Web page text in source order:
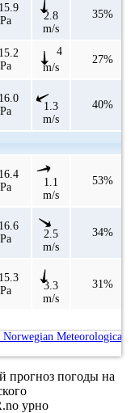
2.8
m/s
35%
4
m/s
27%
1.3
m/s
40%
1.1
m/s
53%
2.5
m/s
34%
3.3
m/s
31%
Meteorological
прогноз погоды на
урно